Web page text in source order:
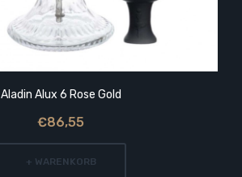
Aladin Alux 6 Rose Gold
€86,55
+ WARENKORB